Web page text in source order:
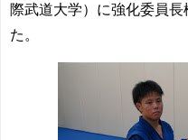
際武道大学）に強化委員
た。